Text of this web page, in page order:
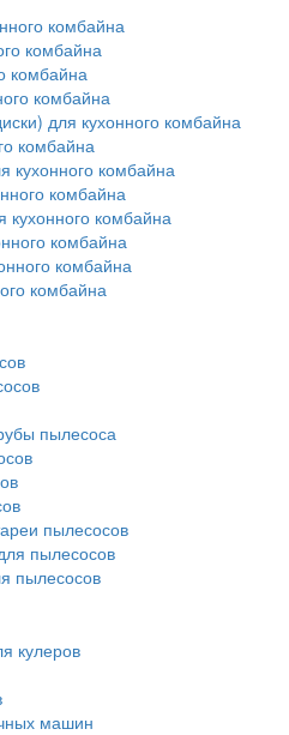
комбайна
комбайна
комбайна
комбайна
для кухонного комбайна
комбайна
кухонного комбайна
комбайна
кухонного комбайна
комбайна
комбайна
комбайна
пылесоса
пылесосов
пылесосов
пылесосов
кулеров
машин